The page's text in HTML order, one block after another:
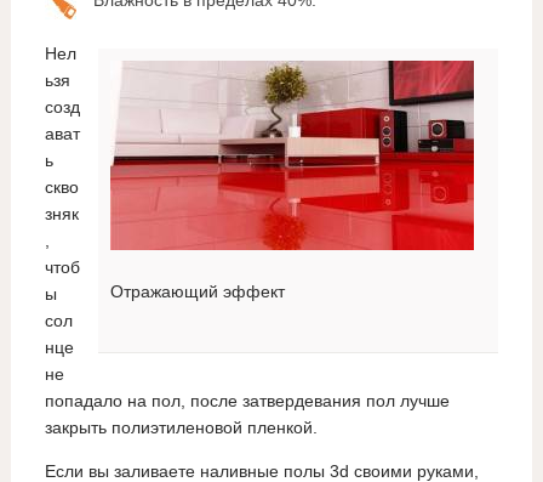
Отражающий эффект
Нел
ьзя
созд
ават
ь
скво
зняк
чтоб
ы
сол
нце
не
попадало на пол, после затвердевания пол лучше
закрыть полиэтиленовой пленкой.
Если вы заливаете наливные полы 3d своими руками,